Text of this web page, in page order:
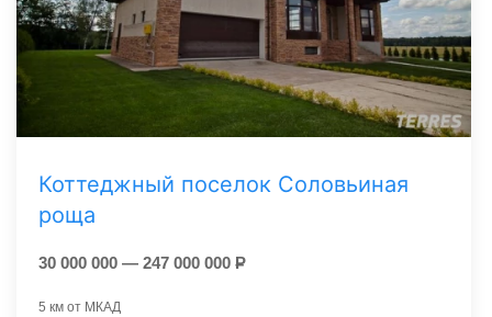
Коттеджный поселок Соловьиная
роща
30 000 000 — 247 000 000 Р
5 км от МКАД